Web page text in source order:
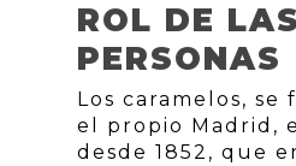
ROL DE LAS
PERSONAS
Los caramelos, se
el propio Madrid,
desde 1852, que